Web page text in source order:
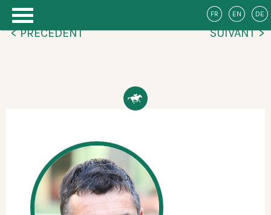
FR EN DE
< PRÉCÉDENT SUIVANT >